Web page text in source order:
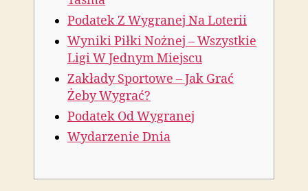
Podatek Z Wygranej Na Loterii
Wyniki Piłki Nożnej – Wszystkie
Ligi W Jednym Miejscu
Zakłady Sportowe – Jak Grać
Żeby Wygrać?
Podatek Od Wygranej
Wydarzenie Dnia